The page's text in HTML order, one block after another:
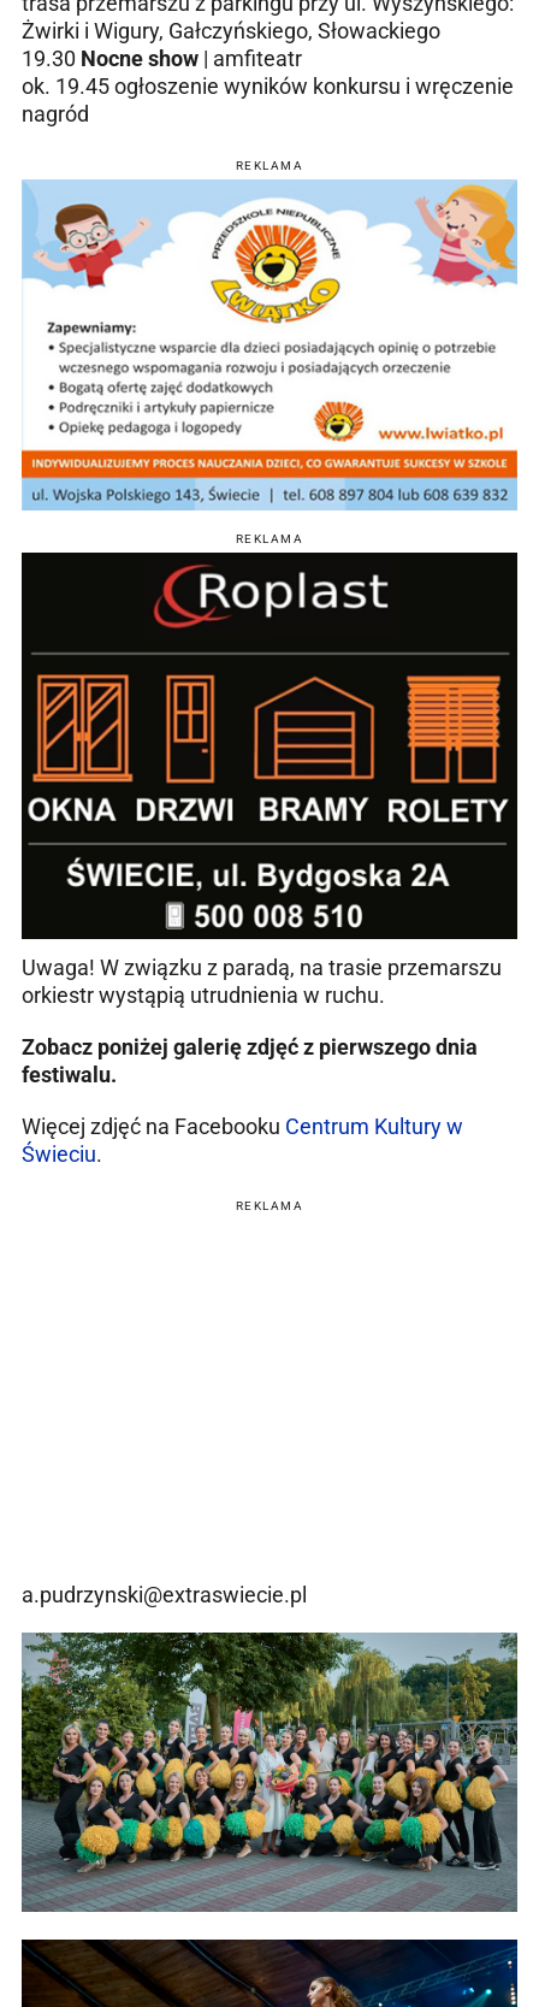
Żwirki i Wigury, Gałczyńskiego, Słowackiego
19.30 Nocne show | amfiteatr
ok. 19.45 ogłoszenie wyników konkursu i wręczenie
nagród
REKLAMA
REKLAMA
Uwaga! W związku z paradą, na trasie przemarszu
orkiestr wystąpią utrudnienia w ruchu.
Zobacz poniżej galerię zdjęć z pierwszego dnia
festiwalu.
Więcej zdjęć na Facebooku Centrum Kultury w
Świeciu.
REKLAMA
a.pudrzynski@extraswiecie.pl